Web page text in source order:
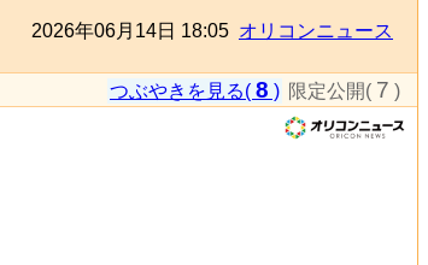
2026年06月14日 18:05 オリコンニュース
つぶやきを見る( 8 ) 限定公開( 7 )